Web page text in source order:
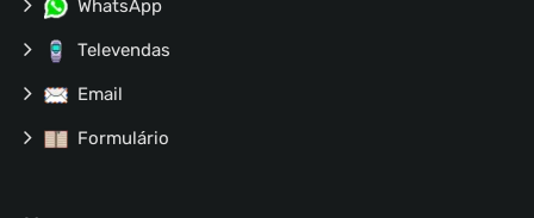
WhatsApp
Televendas
Email
Formulário